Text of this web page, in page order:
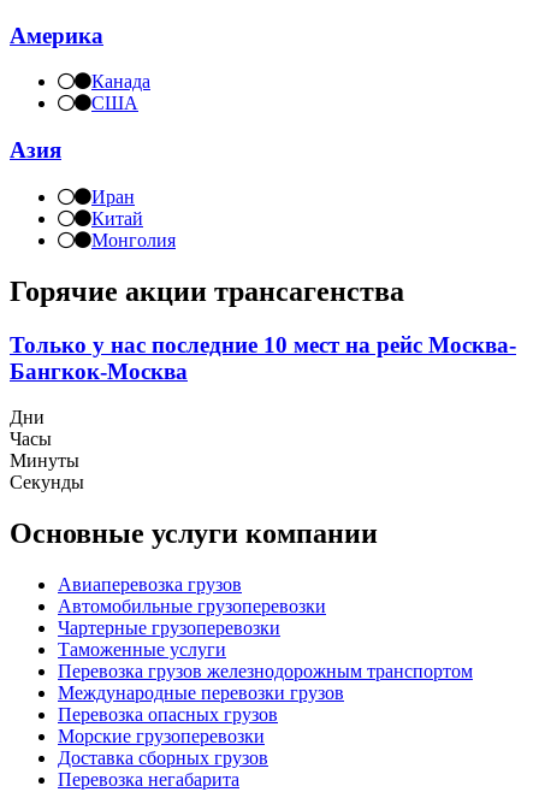
Америка
Канада
США
Азия
Иран
Китай
Монголия
Горячие акции трансагенства
Только у нас последние 10 мест на рейс Москва-
Бангкок-Москва
Дни
Часы
Минуты
Секунды
Основные услуги компании
Авиаперевозка грузов
Автомобильные грузоперевозки
Чартерные грузоперевозки
Таможенные услуги
Перевозка грузов железнодорожным транспортом
Международные перевозки грузов
Перевозка опасных грузов
Морские грузоперевозки
Доставка сборных грузов
Перевозка негабарита